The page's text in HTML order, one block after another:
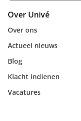
Over Univé
Over ons
Actueel nieuws
Blog
Klacht indienen
Vacatures